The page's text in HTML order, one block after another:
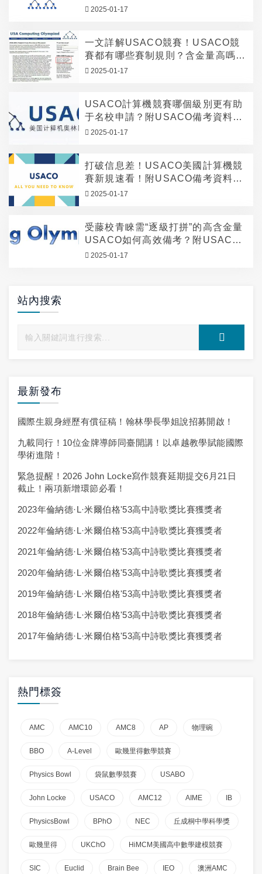
資料領取！
2025-01-17
一文詳解USACO競賽！USACO競
賽都有哪些賽制規則？含金量高嗎？
附備考資料領取！
2025-01-17
USACO計算機競賽哪個級別更有助
于名校申請？附USACO備考資料領
取！
2025-01-17
打破信息差！USACO美國計算機競
賽新規速看！附USACO備考資料領
取！
2025-01-17
受藤校青睞需“逐級打拼”的高含金量
USACO如何高效備考？附USACO
備考資料領取！
2025-01-17
站內搜索
最新發布
國際生親身經歷有償征稿！翰林學長學姐說招募開啟！
九載同行！10位金牌導師同臺開講！以卓越教學賦能國際
學術進階！
緊急提醒！2026 John Locke寫作競賽延期提交6月21日
截止！兩項新增環節必看！
2023年倫納德·L·米爾伯格'53高中詩歌獎比賽獲獎者
2022年倫納德·L·米爾伯格'53高中詩歌獎比賽獲獎者
2021年倫納德·L·米爾伯格'53高中詩歌獎比賽獲獎者
2020年倫納德·L·米爾伯格'53高中詩歌獎比賽獲獎者
2019年倫納德·L·米爾伯格'53高中詩歌獎比賽獲獎者
2018年倫納德·L·米爾伯格'53高中詩歌獎比賽獲獎者
2017年倫納德·L·米爾伯格'53高中詩歌獎比賽獲獎者
熱門標簽
AMC AMC10 AMC8 AP 物理碗
BBO A-Level 歐幾里得數學競賽
Physics Bowl 袋鼠數學競賽 USABO
John Locke USACO AMC12 AIME IB
PhysicsBowl BPhO NEC 丘成桐中學科學獎
歐幾里得 UKChO HiMCM美國高中數學建模競賽
SIC Euclid Brain Bee IEO 澳洲AMC